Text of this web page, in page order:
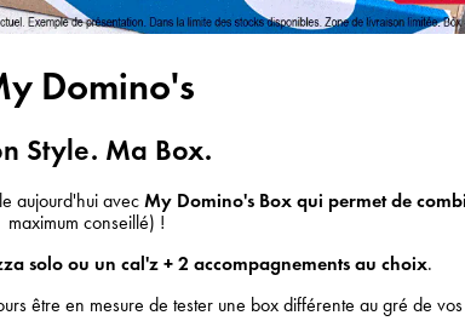
Domino's
Style. Ma Box.
aujourd'hui avec My Domino's Box qui permet de
maximum conseillé) !
solo ou un cal'z + 2 accompagnements au choix.
être en mesure de tester une box différente au gré de